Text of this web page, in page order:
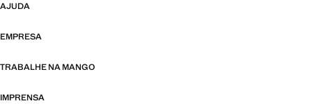
AJUDA
EMPRESA
TRABALHE NA MANGO
IMPRENSA